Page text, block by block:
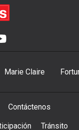
Marie Claire
Contáctenos
Tránsito